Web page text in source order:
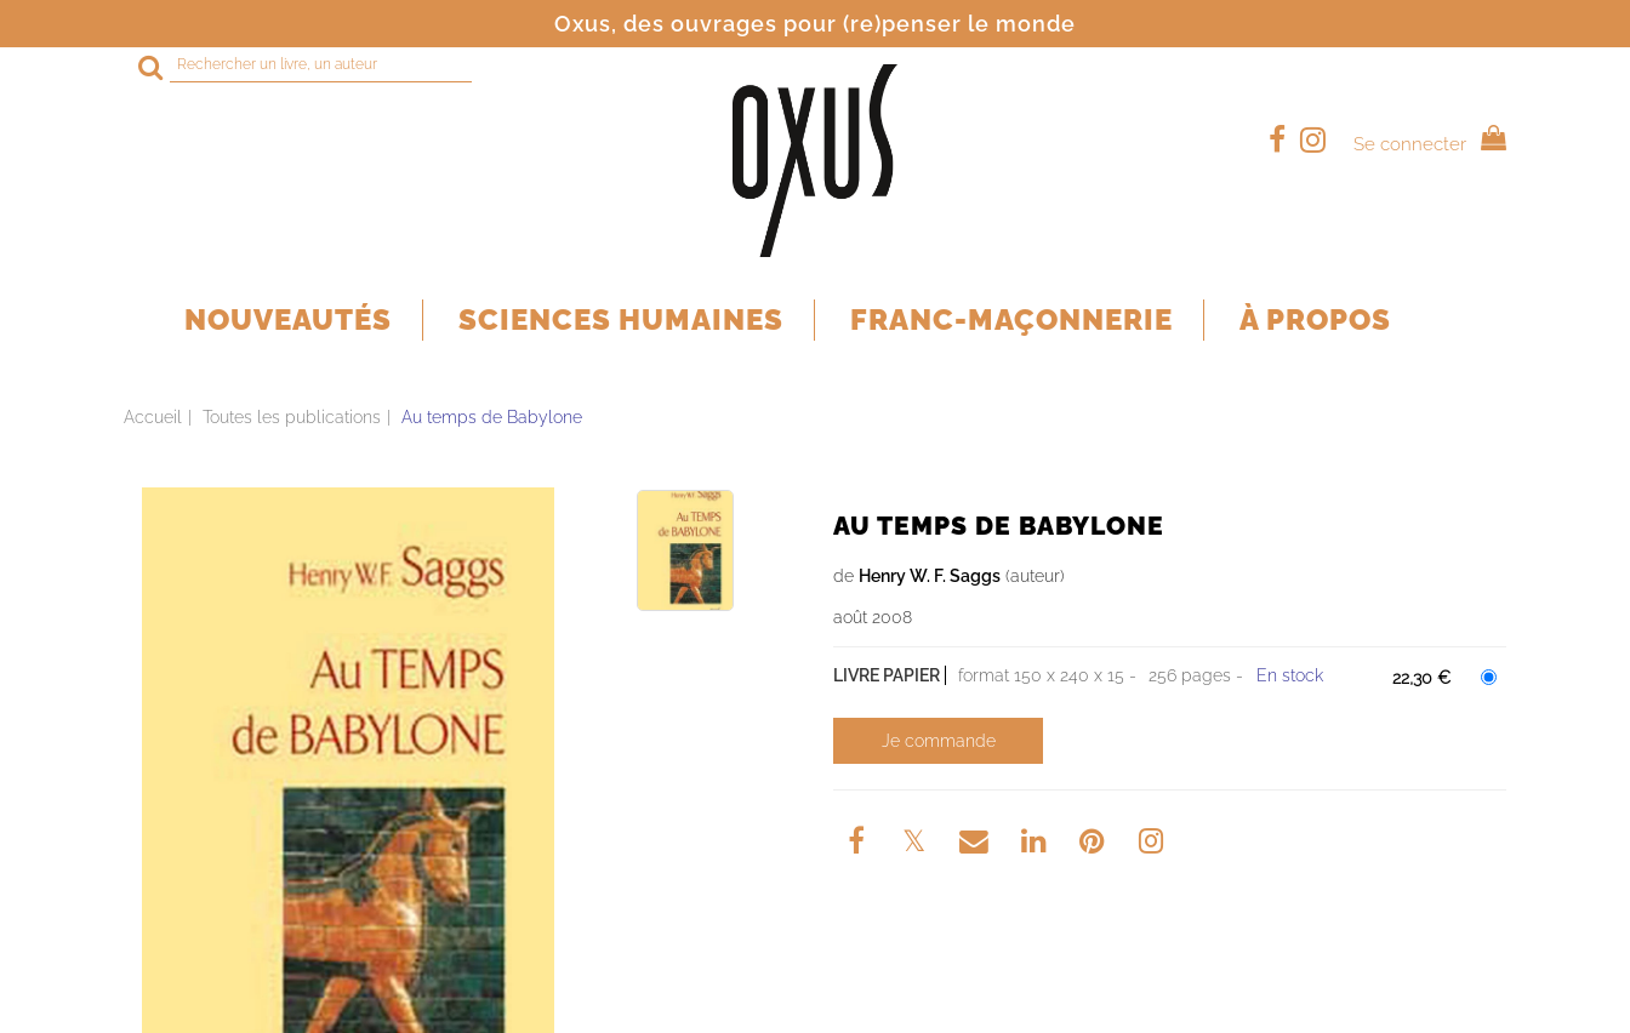
Oxus, des ouvrages pour (re)penser le monde
Rechercher
sur
Se connecter
NOUVEAUTÉS SCIENCES HUMAINES FRANC-MAÇONNERIE À PROPOS
Accueil Toutes les publications Au temps de Babylone
AU TEMPS DE BABYLONE
de Henry W. F. Saggs (auteur)
août 2008
LIVRE PAPIER format 150 x 240 x 15 256 pages En stock 22,30 €